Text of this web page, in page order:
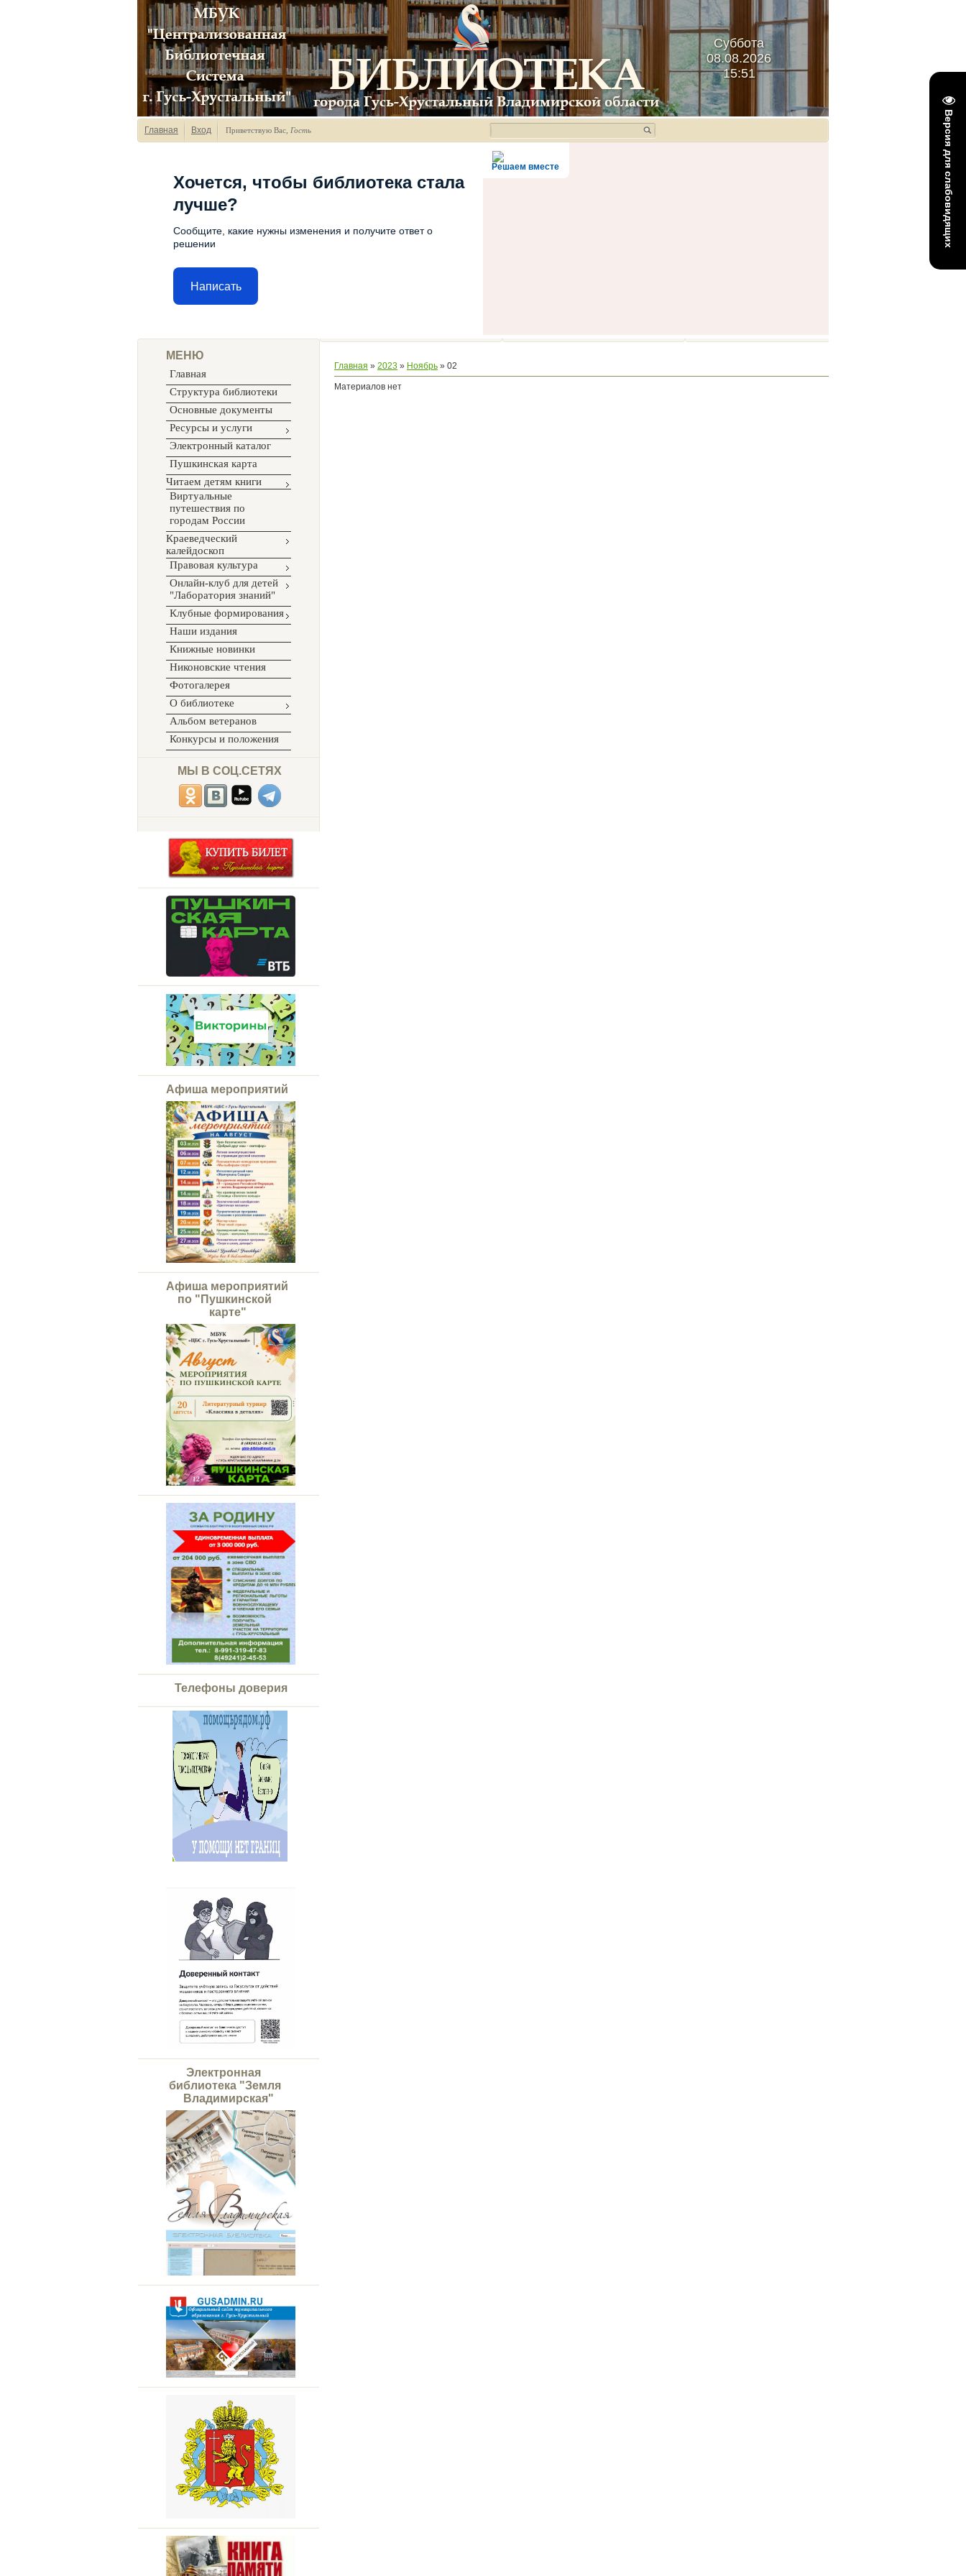
Версия для слабовидящих
Суббота
08.08.2026
15:51
Главная Вход Приветствую Вас Гость
Решаем вместе
Хочется, чтобы библиотека стала
лучше?
Сообщите, какие нужны изменения и получите ответ о
решении
Написать
МЕНЮ
Главная
Структура библиотеки
Основные документы
Ресурсы и услуги
Электронный каталог
Пушкинская карта
Читаем детям книги
Виртуальные
путешествия по
городам России
Краеведческий
калейдоскоп
Правовая культура
Онлайн-клуб для детей
"Лаборатория знаний"
Клубные формирования
Наши издания
Книжные новинки
Никоновские чтения
Фотогалерея
О библиотеке
Альбом ветеранов
Конкурсы и положения
МЫ В СОЦ.СЕТЯХ
Афиша мероприятий
Афиша мероприятий
по "Пушкинской
карте"
Телефоны доверия
Электронная
библиотека "Земля
Владимирская"
Главная » 2023 » Ноябрь » 02
Материалов нет